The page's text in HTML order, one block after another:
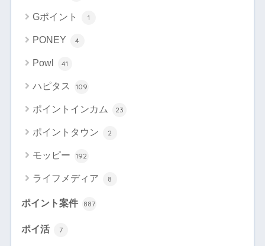
Gポイント 1
PONEY 4
Powl 41
ハピタス 109
ポイントインカム 23
ポイントタウン 2
モッピー 192
ライフメディア 8
ポイント案件 887
ポイ活 7